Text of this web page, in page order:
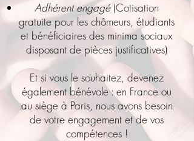
Adhérent engagé(Cotisation
gratuite pour les chômeurs, étudiants
et bénéficiaires des minima sociaux
disposant de pièces justificatives)
Et si vous le souhaitez, devenez
également bénévole : en France ou
au siège à Paris, nous avons besoin
de votre engagement et de vos
compétences !